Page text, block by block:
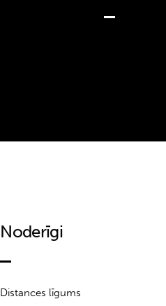
Noderīgi
Distances līgums